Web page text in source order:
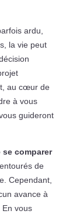
ardu,
la vie peut
au cœur de
à vous
guideront
se comparer
de
Cependant,
avance à
vous